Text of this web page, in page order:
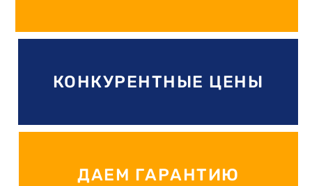
КОНКУРЕНТНЫЕ ЦЕНЫ
ДАЕМ ГАРАНТИЮ